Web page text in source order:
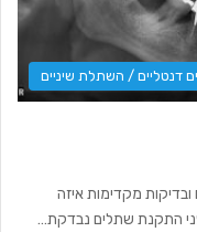
דנטליים / השתלת שיניים
מקדימות איזה
התקנת שתלים נבדקת…